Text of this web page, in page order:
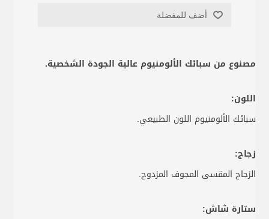
أضف للمفضلة
مصنوع من سبائك الألومنيوم عالية الجودة الشخصية.
اللون:
سبائك الألومنيوم اللون الطبيعي.
زجاج:
الزجاج المقسى المجوف المزدوج.
ستارة شاش: